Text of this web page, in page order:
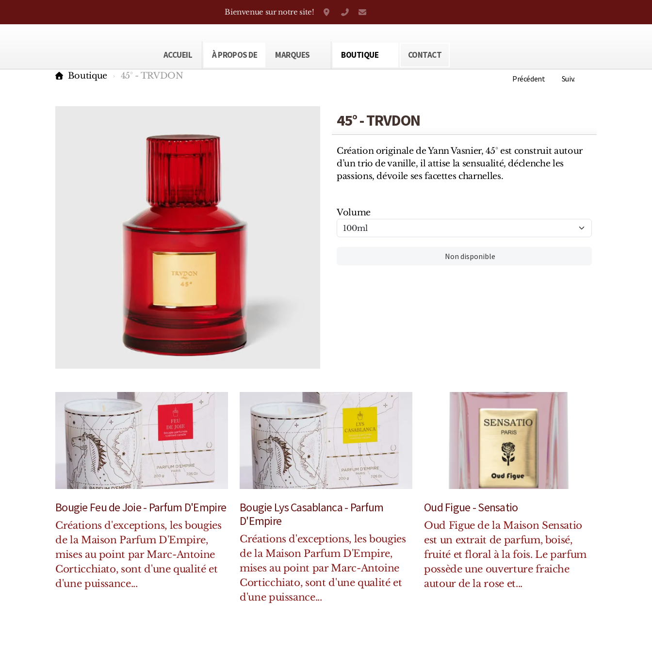
Bienvenue sur notre site! Grand-Rue 38, Genève
+41 22 310 38 75
ACCUEIL À PROPOS DE MARQUES BOUTIQUE CONTACT
Précédent Suiv.
Boutique 45° - TRVDON
45° - TRVDON
Création originale de Yann Vasnier, 45° est construit autour
d’un trio de vanille, il attise la sensualité, déclenche les
passions, dévoile ses facettes charnelles.
Volume
Non disponible
Bougie Feu de Joie - Parfum D'Empire
Créations d'exceptions, les bougies
de la Maison Parfum D'Empire,
mises au point par Marc-Antoine
Corticchiato, sont d'une qualité et
d'une puissance...
Bougie Lys Casablanca - Parfum
D'Empire
Créations d'exceptions, les bougies
de la Maison Parfum D'Empire,
mises au point par Marc-Antoine
Corticchiato, sont d'une qualité et
d'une puissance...
Oud Figue - Sensatio
Oud Figue de la Maison Sensatio
est un extrait de parfum, boisé,
fruité et floral à la fois. Le parfum
possède une ouverture fraiche
autour de la rose et...